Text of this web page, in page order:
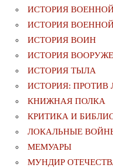
ИСТОРИЯ
ИСТОРИЯ
ИСТОРИЯ ВОИН
ИСТОРИЯ
ИСТОРИЯ ТЫЛА
ИСТОРИЯ: ПРОТИВ
КНИЖНАЯ ПОЛКА
КРИТИКА И
ЛОКАЛЬНЫЕ
МЕМУАРЫ
МУНДИР